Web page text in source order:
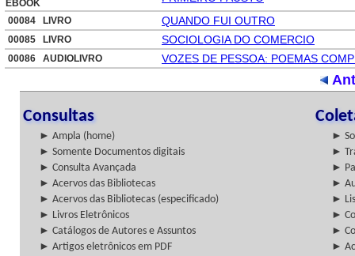
EBOOK
00084 LIVRO QUANDO FUI OUTRO
00085 LIVRO SOCIOLOGIA DO COMERCIO
00086 AUDIOLIVRO VOZES DE PESSOA: POEMAS
Consultas
► Ampla (home)
►
► Somente Documentos digitais
►
► Consulta Avançada
►
► Acervos das Bibliotecas
►
► Acervos das Bibliotecas (especificado)
►
► Livros Eletrônicos
►
► Catálogos de Autores e Assuntos
►
► Artigos eletrônicos em PDF
►